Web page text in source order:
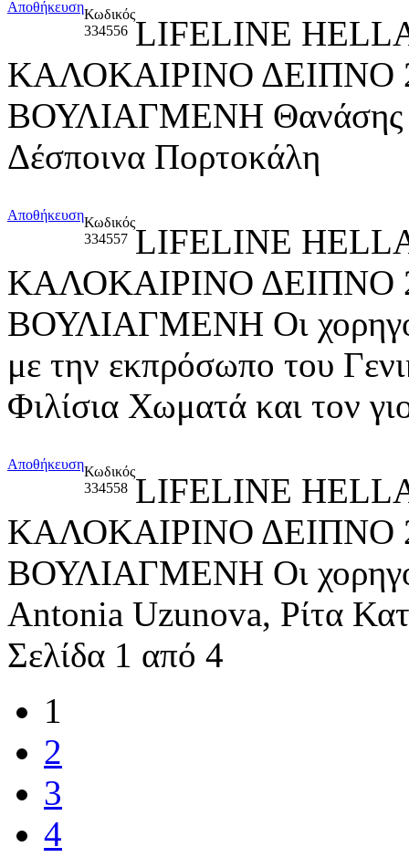
ΑποθήκευσηΚωδικός
334556 LIFELINE
ΚΑΛΟΚΑΙΡΙΝΟ ΔΕΙΠΝΟ
ΒΟΥΛΙΑΓΜΕΝΗ Θανάσης
Δέσποινα Πορτοκάλη
ΑποθήκευσηΚωδικός
334557 LIFELINE
ΚΑΛΟΚΑΙΡΙΝΟ ΔΕΙΠΝΟ
ΒΟΥΛΙΑΓΜΕΝΗ Οι
με την εκπρόσωπο του
Φιλίσια Χωματά και τον
ΑποθήκευσηΚωδικός
334558 LIFELINE
ΚΑΛΟΚΑΙΡΙΝΟ ΔΕΙΠΝΟ
ΒΟΥΛΙΑΓΜΕΝΗ Οι
Antonia Uzunova, Ρίτα
Σελίδα 1 από 4
1
2
3
4